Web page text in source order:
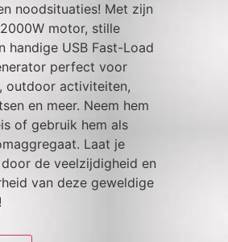
noodsituaties! Met zijn
motor, stille
handige USB Fast-Load
perfect voor
outdoor activiteiten,
en meer. Neem hem
of gebruik hem als
Laat je
de veelzijdigheid en
van deze geweldige